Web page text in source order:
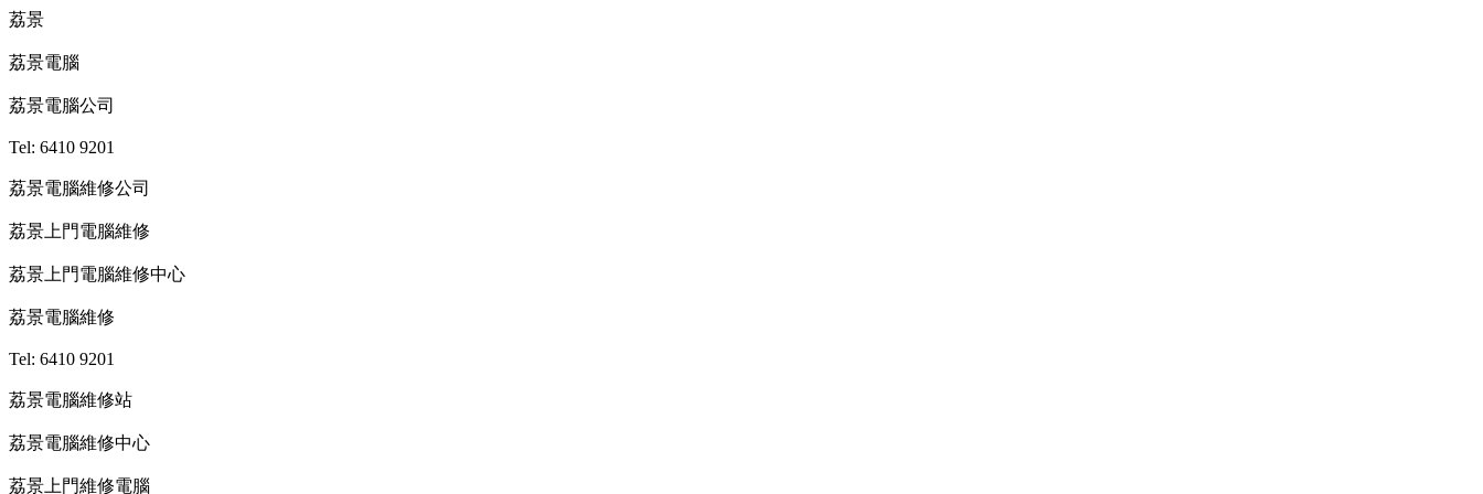
荔景
荔景電腦
荔景電腦公司
Tel: 6410 9201
荔景電腦維修公司
荔景上門電腦維修
荔景上門電腦維修中心
荔景電腦維修
Tel: 6410 9201
荔景電腦維修站
荔景電腦維修中心
荔景上門維修電腦